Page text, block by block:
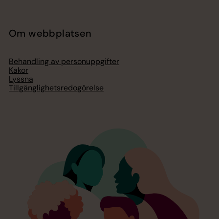
Om webbplatsen
Behandling av personuppgifter
Kakor
Lyssna
Tillgänglighetsredogörelse